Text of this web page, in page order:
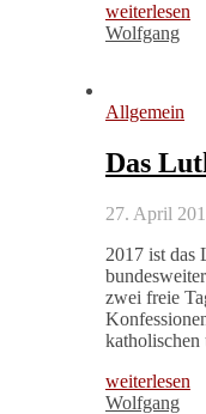
weiterlesen
Wolfgang
Allgemein
Das
27. April
2017 ist das
zwei freie
weiterlesen
Wolfgang